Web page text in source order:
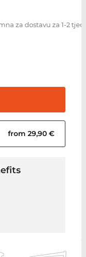
za dostavu za 1-2
from 29,90 €